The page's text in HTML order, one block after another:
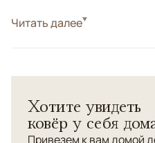
СтильСовременные
текстурой ворса и
"глубины" интерьеру в
соткан из натуральной
Читать далее
Хотите увидеть
ковёр у себя
Привезем к вам домой